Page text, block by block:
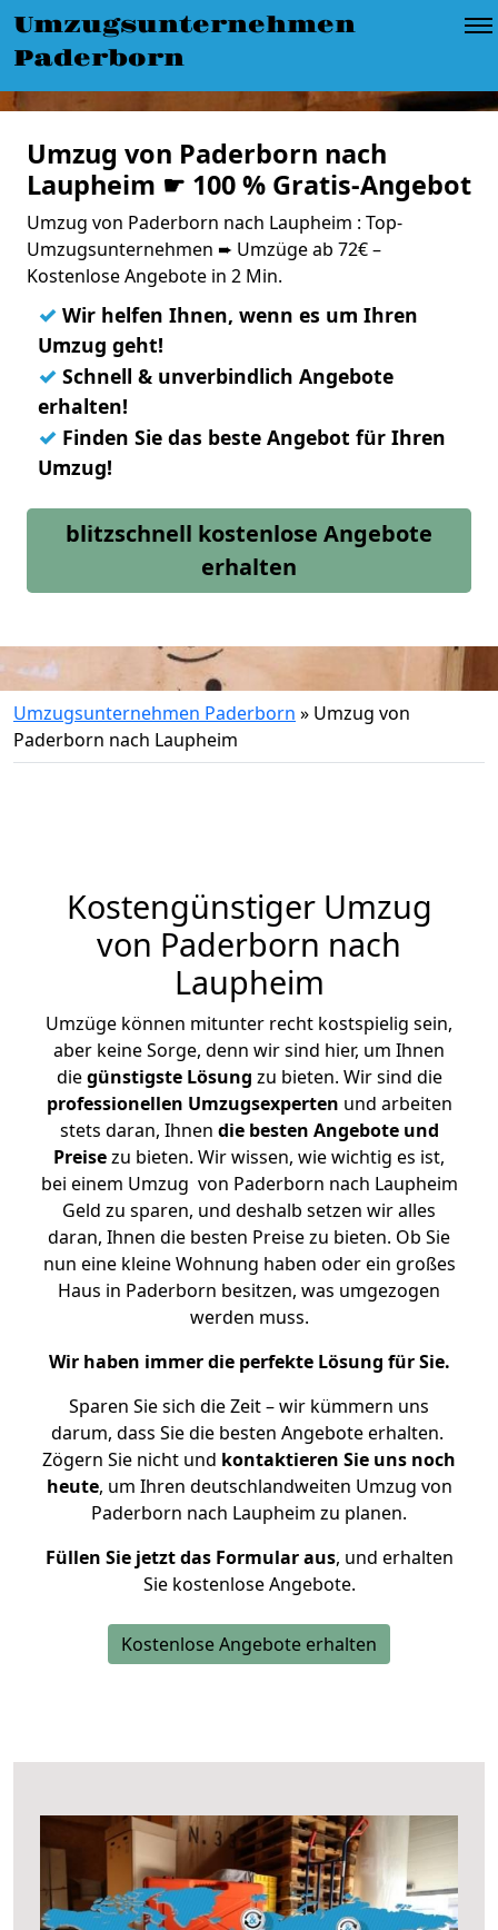
Umzugsunternehmen
Paderborn
Umzug von Paderborn nach
Laupheim ☛ 100 % Gratis-Angebot
Umzug von Paderborn nach Laupheim : Top-
Umzugsunternehmen ➨ Umzüge ab 72€ –
Kostenlose Angebote in 2 Min.
✓ Wir helfen Ihnen, wenn es um Ihren
Umzug geht!
✓ Schnell & unverbindlich Angebote
erhalten!
✓ Finden Sie das beste Angebot für Ihren
Umzug!
blitzschnell kostenlose Angebote
erhalten
Umzugsunternehmen Paderborn » Umzug von
Paderborn nach Laupheim
Kostengünstiger Umzug
von Paderborn nach
Laupheim
Umzüge können mitunter recht kostspielig sein,
aber keine Sorge, denn wir sind hier, um Ihnen
diegünstigste Lösung zu bieten. Wir sind die
professionellen Umzugsexperten und arbeiten
stets daran, Ihnen die besten Angebote und
Preisezu bieten. Wir wissen, wie wichtig es ist,
bei einem Umzug von Paderborn nach Laupheim
Geld zu sparen, und deshalb setzen wir alles
daran, Ihnen die besten Preise zu bieten. Ob Sie
nun eine kleine Wohnung haben oder ein großes
Haus in Paderborn besitzen, was umgezogen
werden muss.
Wir haben immer die perfekte Lösung für Sie.
Sparen Sie sich die Zeit – wir kümmern uns
darum, dass Sie die besten Angebote erhalten.
Zögern Sie nicht und kontaktieren Sie uns noch
heute, um Ihren deutschlandweiten Umzug von
Paderborn nach Laupheim zu planen.
Füllen Sie jetzt das Formular aus, und erhalten
Sie kostenlose Angebote.
Kostenlose Angebote erhalten